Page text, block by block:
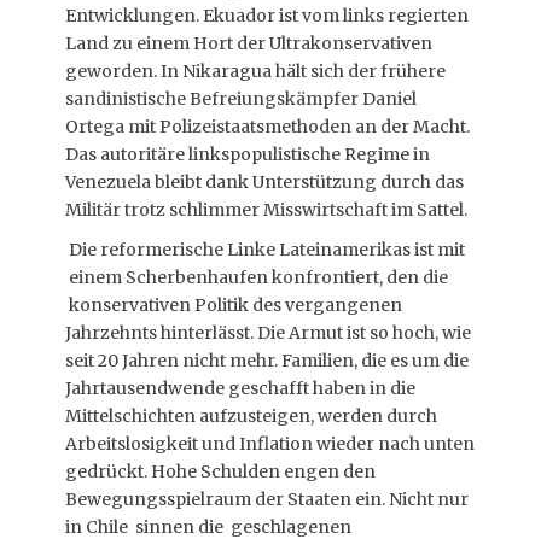
Entwicklungen. Ekuador ist vom links regierten
Land zu einem Hort der Ultrakonservativen
geworden. In Nikaragua hält sich der frühere
sandinistische Befreiungskämpfer Daniel
Ortega mit Polizeistaatsmethoden an der Macht.
Das autoritäre linkspopulistische Regime in
Venezuela bleibt dank Unterstützung durch das
Militär trotz schlimmer Misswirtschaft im Sattel.
Die reformerische Linke Lateinamerikas ist mit
einem Scherbenhaufen konfrontiert, den die
konservativen Politik des vergangenen
Jahrzehnts hinterlässt. Die Armut ist so hoch, wie
seit 20 Jahren nicht mehr. Familien, die es um die
Jahrtausendwende geschafft haben in die
Mittelschichten aufzusteigen, werden durch
Arbeitslosigkeit und Inflation wieder nach unten
gedrückt. Hohe Schulden engen den
Bewegungsspielraum der Staaten ein. Nicht nur
in Chile sinnen die geschlagenen